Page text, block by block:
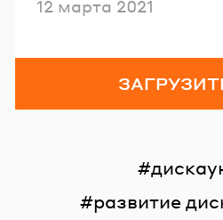
Опубликовано
12 марта 2021
развитие